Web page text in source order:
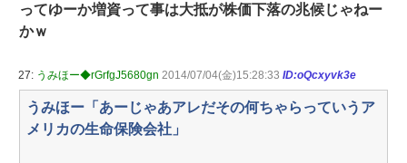
ってゆーか増資って事は大抵が株価下落の兆候じゃねー
かｗ
27: うみほー◆rGrfgJ5680gn 2014/07/04(金)15:28:33 ID:oQcxyvk3e
うみほー「あーじゃあアレだその何ちゃらっていうア
メリカの生命保険会社」